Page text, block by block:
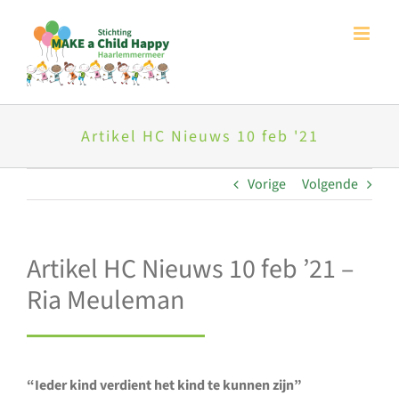
inhoud
Artikel HC Nieuws 10 feb '21
Vorige Volgende
Artikel HC Nieuws 10 feb ’21 –
Ria Meuleman
“Ieder kind verdient het kind te kunnen zijn”